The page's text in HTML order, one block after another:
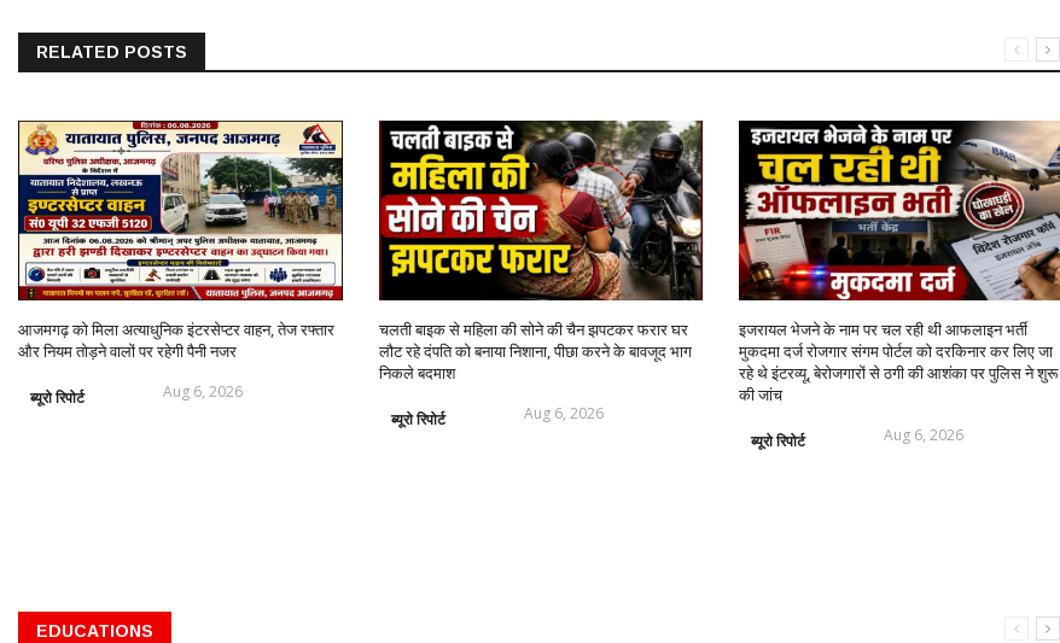
RELATED POSTS
आजमगढ़ को मिला अत्याधुनिक इंटरसेप्टर वाहन, तेज रफ्तार
और नियम तोड़ने वालों पर रहेगी पैनी नजर
ब्यूरो रिपोर्ट Aug 6, 2026
चलती बाइक से महिला की सोने की चैन झपटकर फरार घर
लौट रहे दंपति को बनाया निशाना, पीछा करने के बावजूद भाग
निकले बदमाश
ब्यूरो रिपोर्ट Aug 6, 2026
इजरायल भेजने के नाम पर चल रही थी आफलाइन भर्ती
मुकदमा दर्ज रोजगार संगम पोर्टल को दरकिनार कर लिए जा
रहे थे इंटरव्यू, बेरोजगारों से ठगी की आशंका पर पुलिस ने शुरू
की जांच
ब्यूरो रिपोर्ट Aug 6, 2026
EDUCATIONS